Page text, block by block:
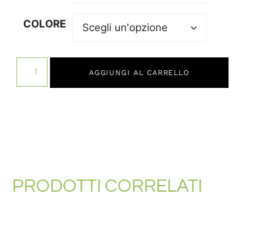
COLORE
AGGIUNGI AL CARRELLO
PRODOTTI CORRELATI